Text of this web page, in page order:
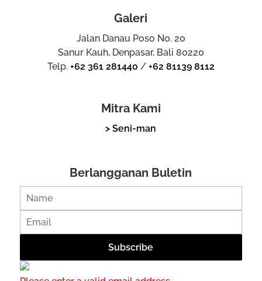
Galeri
Jalan Danau Poso No. 20
Sanur Kauh, Denpasar, Bali 80220
Telp. +62 361 281440 / +62 81139 8112
Mitra Kami
> Seni-man
Berlangganan Buletin